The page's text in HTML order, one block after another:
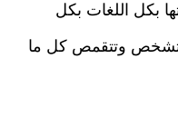
بكل اللغات بكل
وتتقمص كل ما